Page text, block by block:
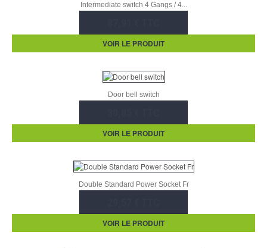
Intermediate switch 4 Gangs / 4...
VOIR LE PRODUIT
Door bell switch
VOIR LE PRODUIT
Double Standard Power Socket Fr
VOIR LE PRODUIT